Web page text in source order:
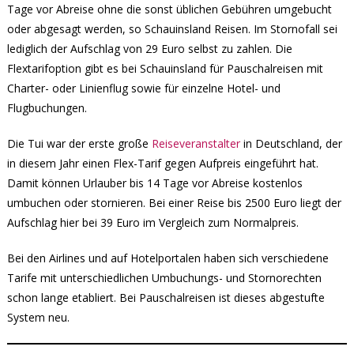
Tage vor Abreise ohne die sonst üblichen Gebühren umgebucht
oder abgesagt werden, so Schauinsland Reisen. Im Stornofall sei
lediglich der Aufschlag von 29 Euro selbst zu zahlen. Die
Flextarifoption gibt es bei Schauinsland für Pauschalreisen mit
Charter- oder Linienflug sowie für einzelne Hotel- und
Flugbuchungen.
Die Tui war der erste große Reiseveranstalterin Deutschland, der
in diesem Jahr einen Flex-Tarif gegen Aufpreis eingeführt hat.
Damit können Urlauber bis 14 Tage vor Abreise kostenlos
umbuchen oder stornieren. Bei einer Reise bis 2500 Euro liegt der
Aufschlag hier bei 39 Euro im Vergleich zum Normalpreis.
Bei den Airlines und auf Hotelportalen haben sich verschiedene
Tarife mit unterschiedlichen Umbuchungs- und Stornorechten
schon lange etabliert. Bei Pauschalreisen ist dieses abgestufte
System neu.